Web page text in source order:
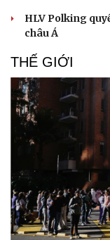
HLV Polking
châu Á
THẾ GIỚI